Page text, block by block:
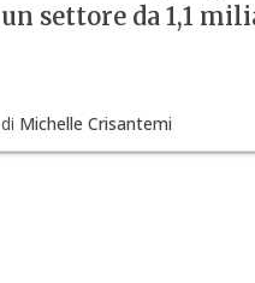
un settore da 1,1
di Michelle Crisantemi